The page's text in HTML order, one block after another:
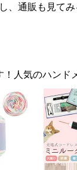
、通販も見て
！人気のハンド